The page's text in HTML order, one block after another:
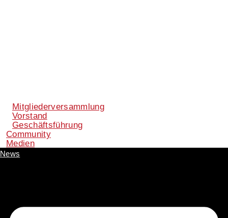
Mitgliederversammlung
Vorstand
Geschäftsführung
Community
Medien
News